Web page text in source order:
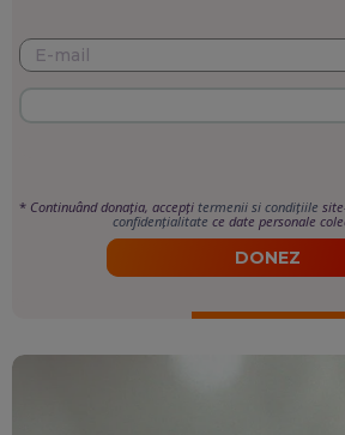
* Continuând donația, accepți termenii si condițiile
confidențialitate ce date personale
DONEZ